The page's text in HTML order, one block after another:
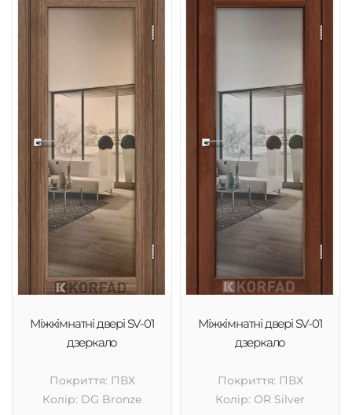
Міжкімнатні двері SV-01
дзеркало
Покриття: ПВХ
Колір: DG Bronze
Міжкімнатні двері SV-01
дзеркало
Покриття: ПВХ
Колір: OR Silver